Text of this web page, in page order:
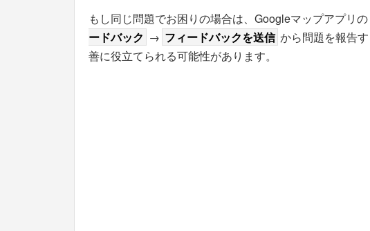
もし同じ問題でお困りの場合は、Googleマップアプリの
ードバック → フィードバックを送信 から問題を報告
善に役立てられる可能性があります。